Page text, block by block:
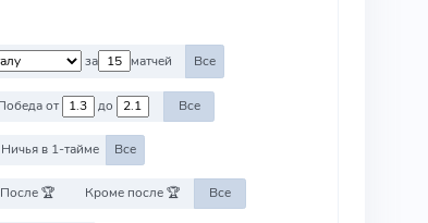
за матчей Все
Победа от до Все
Ничья в 1-тайме Все
После 🏆 Кроме после 🏆 Все